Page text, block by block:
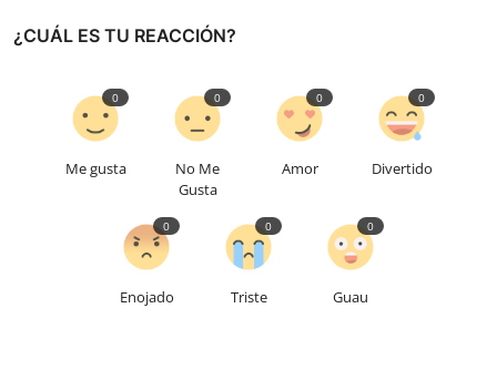
¿CUÁL ES TU REACCIÓN?
Me gusta
0
No Me
Gusta
0
Amor
0
Divertido
0
Enojado
0
Triste
0
Guau
0